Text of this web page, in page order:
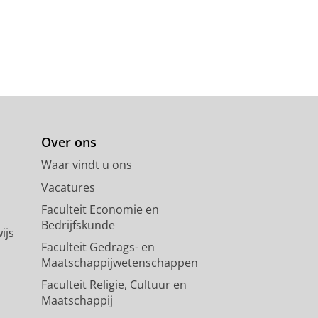
Over ons
Waar vindt u ons
Vacatures
Faculteit Economie en
Bedrijfskunde
Faculteit Gedrags- en
Maatschappijwetenschappen
Faculteit Religie, Cultuur en
Maatschappij